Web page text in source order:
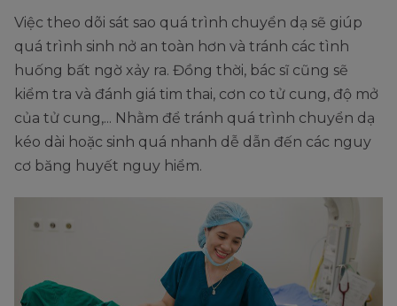
Việc theo dõi sát sao quá trình chuyển dạ sẽ giúp
quá trình sinh nở an toàn hơn và tránh các tình
huống bất ngờ xảy ra. Đồng thời, bác sĩ cũng sẽ
kiểm tra và đánh giá tim thai, cơn co tử cung, độ mở
của tử cung,... Nhằm để tránh quá trình chuyển dạ
kéo dài hoặc sinh quá nhanh dễ dẫn đến các nguy
cơ băng huyết nguy hiểm.